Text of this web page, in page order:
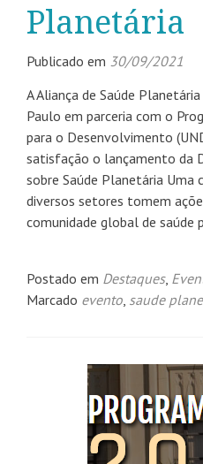
Planetária
Publicado em 30/09/2021
A Aliança de Saúde
Paulo em parceria com o
para o Desenvolvimento
satisfação o lançamento da
sobre Saúde Planetária Uma
diversos setores tomem
comunidade global de saúde
Postado em Destaques,
Marcado evento, saude